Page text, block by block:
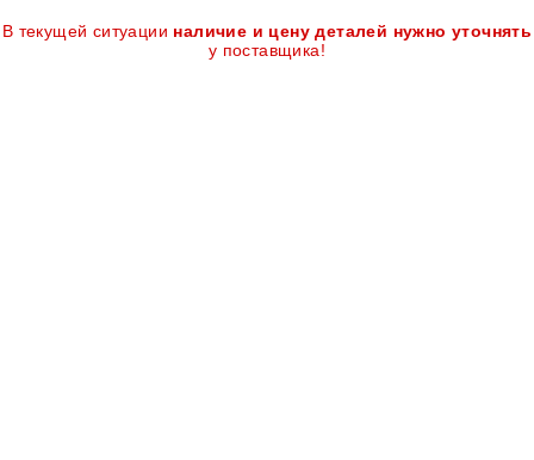
В текущей ситуации наличие и цену деталей нужно уточнять
у поставщика!